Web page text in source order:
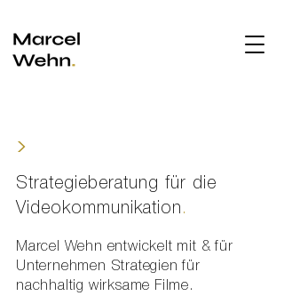
>
Strategieberatung für die
Videokommunikation .
Marcel Wehn entwickelt mit & für
Unternehmen Strategien für
nachhaltig wirksame Filme.